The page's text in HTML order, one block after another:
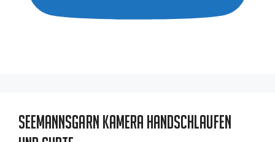
Seemannsgarn Kamera Handschlaufen